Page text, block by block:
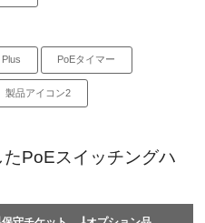
PoEタイマー
製品アイコン2
PoEスイッチングハ